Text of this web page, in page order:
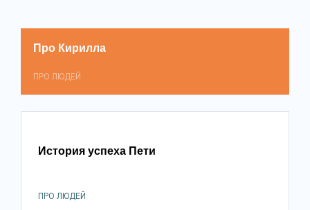
Про Кирилла
ПРО ЛЮДЕЙ
История успеха Пети
ПРО ЛЮДЕЙ